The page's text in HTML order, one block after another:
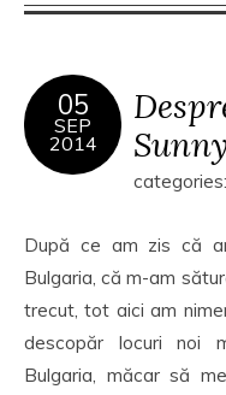
05
SEP
2014
categories:
După ce am zis că
Bulgaria, că m-am
trecut, tot aici am
descopăr locuri noi
Bulgaria, măcar să